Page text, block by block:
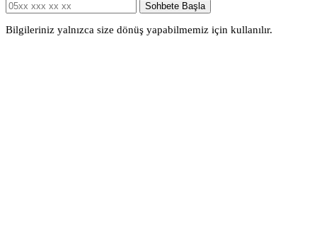
Sohbete Başla
Bilgileriniz yalnızca size dönüş yapabilmemiz için kullanılır.